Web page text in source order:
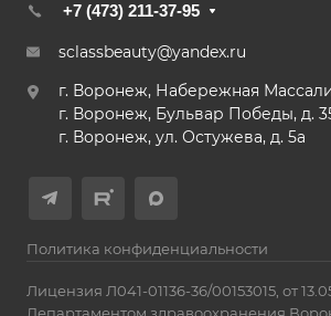
+7 (473) 211-37-95
sclassbeauty@yandex.ru
г. Воронеж, Набережная
г. Воронеж, Бульвар Победы, д.
г. Воронеж, ул. Остужева, д. 5а
Политика конфиденциальности
Лицензия Л041-01136-36/00153015, от